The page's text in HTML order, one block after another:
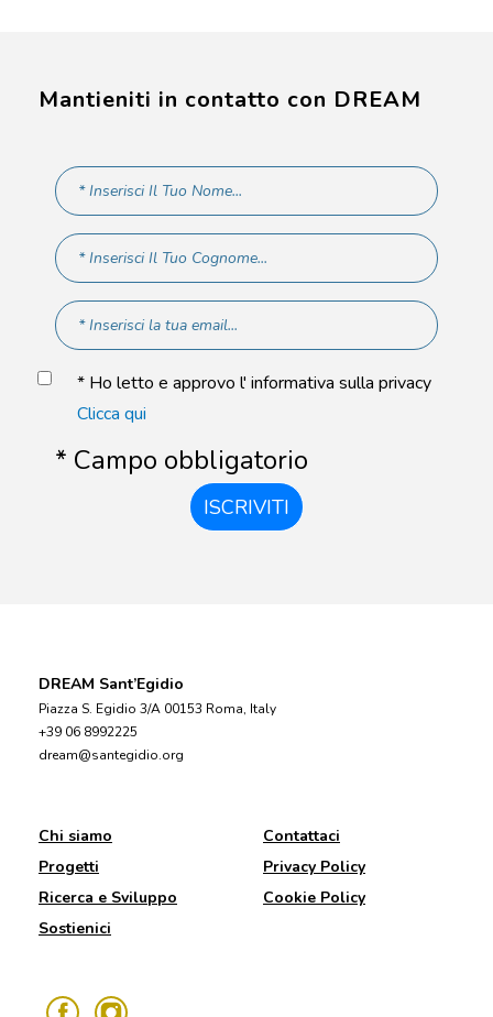
Mantieniti in contatto con DREAM
* Ho letto e approvo l' informativa sulla privacy
Clicca qui
* Campo obbligatorio
ISCRIVITI
DREAM Sant’Egidio
Piazza S. Egidio 3/A 00153 Roma, Italy
+39 06 8992225
dream@santegidio.org
Chi siamo
Progetti
Ricerca e Sviluppo
Sostienici
Contattaci
Privacy Policy
Cookie Policy